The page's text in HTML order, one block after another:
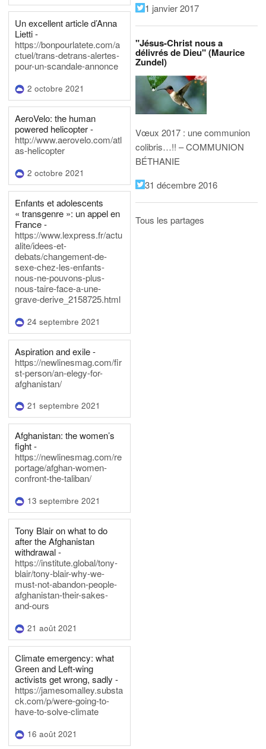
Un excellent article d’Anna
Lietti -
https://bonpourlatete.com/a
ctuel/trans-detrans-alertes-
pour-un-scandale-annonce
2 octobre 2021
AeroVelo: the human
powered helicopter -
http://www.aerovelo.com/atl
as-helicopter
2 octobre 2021
Enfants et adolescents
« transgenre »: un appel en
France -
https://www.lexpress.fr/actu
alite/idees-et-
debats/changement-de-
sexe-chez-les-enfants-
nous-ne-pouvons-plus-
nous-taire-face-a-une-
grave-derive_2158725.html
24 septembre 2021
Aspiration and exile -
https://newlinesmag.com/fir
st-person/an-elegy-for-
afghanistan/
21 septembre 2021
Afghanistan: the women’s
fight -
https://newlinesmag.com/re
portage/afghan-women-
confront-the-taliban/
13 septembre 2021
Tony Blair on what to do
after the Afghanistan
withdrawal -
https://institute.global/tony-
blair/tony-blair-why-we-
must-not-abandon-people-
afghanistan-their-sakes-
and-ours
21 août 2021
Climate emergency: what
Green and Left-wing
activists get wrong, sadly -
https://jamesomalley.substa
ck.com/p/were-going-to-
have-to-solve-climate
16 août 2021
1 janvier 2017
"Jésus-Christ nous a
délivrés de Dieu" (Maurice
Zundel)
Vœux 2017 : une communion
colibris…!! – COMMUNION
BÉTHANIE
31 décembre 2016
Tous les partages